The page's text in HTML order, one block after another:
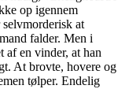
op igennem
at
falder. Men i
af en vinder, at han
At brovte, hovere og
tølper. Endelig